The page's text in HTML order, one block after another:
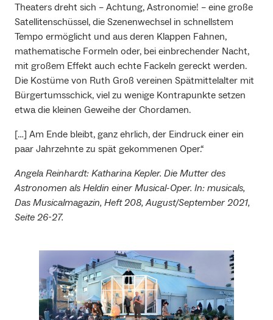
Theaters dreht sich – Achtung, Astronomie! – eine große
Satellitenschüssel, die Szenenwechsel in schnellstem
Tempo ermöglicht und aus deren Klappen Fahnen,
mathematische Formeln oder, bei einbrechender Nacht,
mit großem Effekt auch echte Fackeln gereckt werden.
Die Kostüme von Ruth Groß vereinen Spätmittelalter mit
Bürgertumsschick, viel zu wenige Kontrapunkte setzen
etwa die kleinen Geweihe der Chordamen.
[…] Am Ende bleibt, ganz ehrlich, der Eindruck einer ein
paar Jahrzehnte zu spät gekommenen Oper.“
Angela Reinhardt: Katharina Kepler. Die Mutter des
Astronomen als Heldin einer Musical-Oper. In: musicals,
Das Musicalmagazin, Heft 208, August/September 2021,
Seite 26-27.